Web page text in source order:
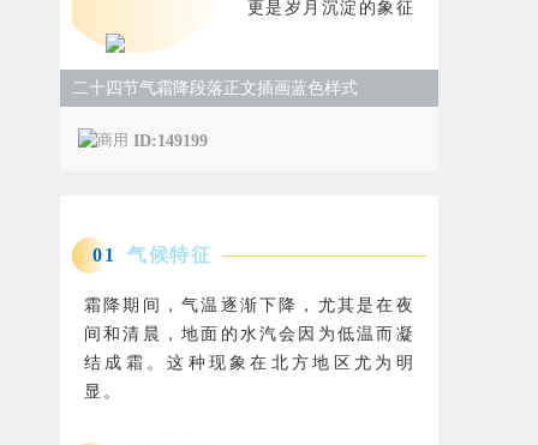
更是岁月沉淀的象征
二十四节气霜降段落正文插画蓝色样式
ID:149199
01 气候特征
霜降期间，气温逐渐下降，尤其是在夜
间和清晨，地面的水汽会因为低温而凝
结成霜。这种现象在北方地区尤为明
显。